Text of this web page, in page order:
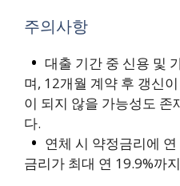
주의사항
대출 기간 중 신용 및
며, 12개월 계약 후 갱신
이 되지 않을 가능성도 존
다.
연체 시 약정금리에
금리가 최대 연 19.9%까